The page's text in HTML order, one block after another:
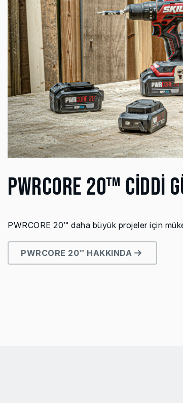
PWRCORE 20™ CİDDİ
PWRCORE 20™ daha büyük projeler için
PWRCORE 20™ HAKKINDA